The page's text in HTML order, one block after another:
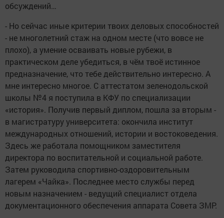
обсуждений…
- Но сейчас иные критерии твоих деловых способностей
- не многолетний стаж на одном месте (что вовсе не
плохо), а умение осваивать новые рубежи, в
практическом деле убедиться, в чём твоё истинное
предназначение, что тебе действительно интересно. А
мне интересно многое. С аттестатом зеленодольской
школы №4 я поступила в КФУ по специализации
«история». Получив первый диплом, пошла за вторым -
в магистратуру университета: окончила институт
международных отношений, истории и востоковедения.
Здесь же работала помощником заместителя
директора по воспитательной и социальной работе.
Затем руководила спортивно-оздоровительным
лагерем «Чайка». Последнее мес­то службы перед
новым назначением - ведущий специалист отдела
документационного обеспечения аппарата Совета ЗМР.